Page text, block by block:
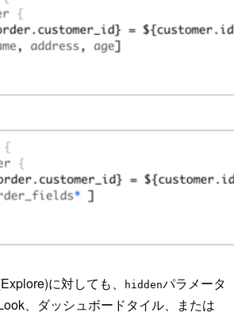
に対しても、 hiddenパラメータ
、ダッシュボードタイル、または